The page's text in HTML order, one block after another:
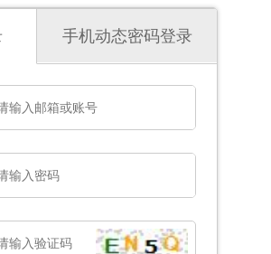
手机动态密码登录